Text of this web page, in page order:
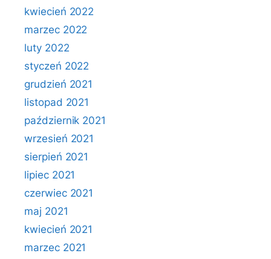
kwiecień 2022
marzec 2022
luty 2022
styczeń 2022
grudzień 2021
listopad 2021
październik 2021
wrzesień 2021
sierpień 2021
lipiec 2021
czerwiec 2021
maj 2021
kwiecień 2021
marzec 2021